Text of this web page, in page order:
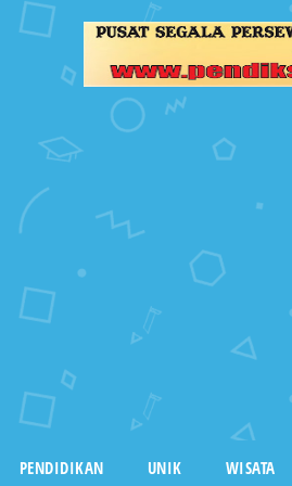
PENDIDIKAN UNIK WISATA